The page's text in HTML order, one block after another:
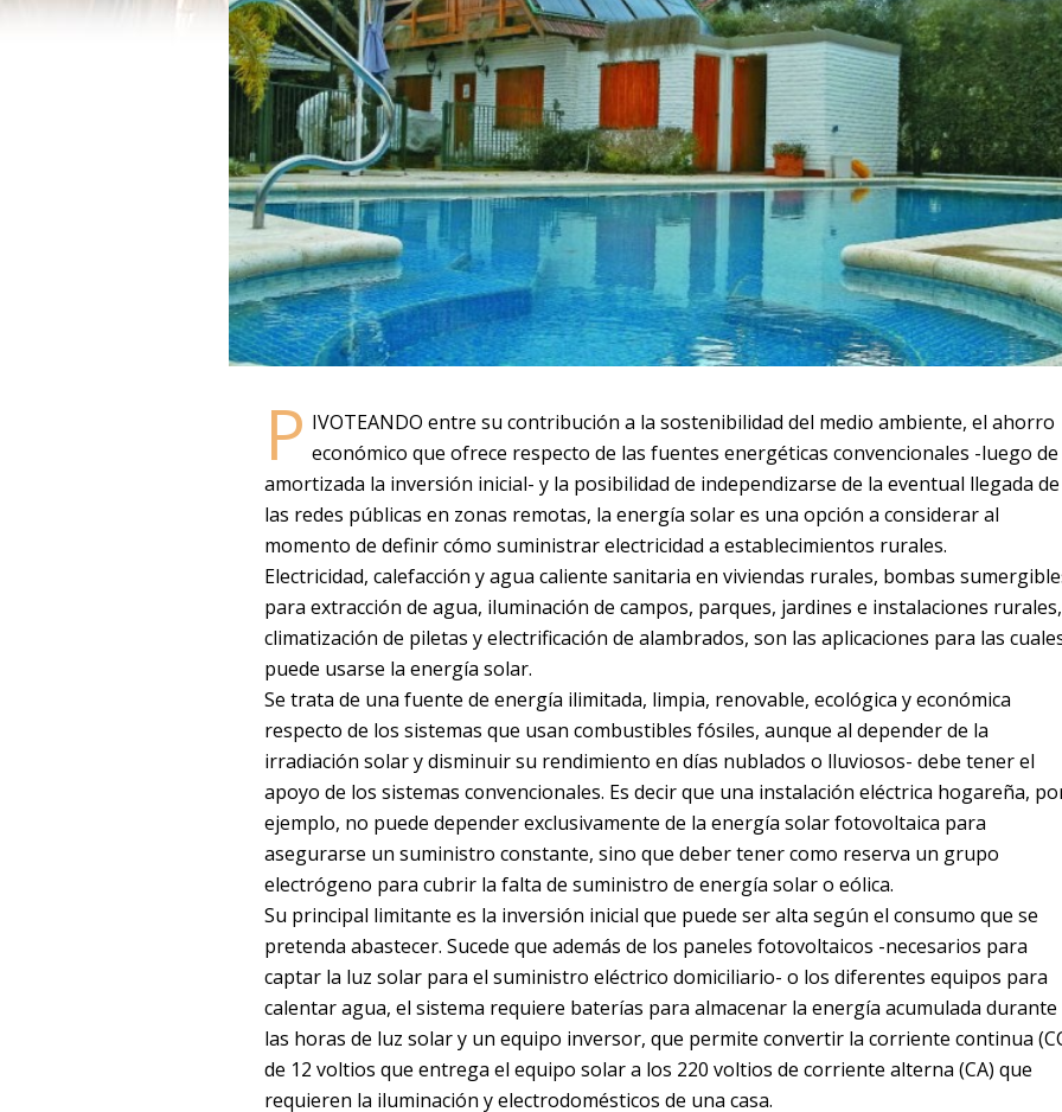
P IVOTEANDO entre su contribución a la sostenibilidad del medio ambiente, el ahorro
económico que ofrece respecto de las fuentes energéticas convencionales -luego de
amortizada la inversión inicial- y la posibilidad de independizarse de la eventual llegada de
las redes públicas en zonas remotas, la energía solar es una opción a considerar al
momento de definir cómo suministrar electricidad a establecimientos rurales.
Electricidad, calefacción y agua caliente sanitaria en viviendas rurales, bombas
para extracción de agua, iluminación de campos, parques, jardines e instalaciones rurales,
climatización de piletas y electrificación de alambrados, son las aplicaciones para las
puede usarse la energía solar.
Se trata de una fuente de energía ilimitada, limpia, renovable, ecológica y económica
respecto de los sistemas que usan combustibles fósiles, aunque al depender de la
irradiación solar y disminuir su rendimiento en días nublados o lluviosos- debe tener el
apoyo de los sistemas convencionales. Es decir que una instalación eléctrica hogareña,
ejemplo, no puede depender exclusivamente de la energía solar fotovoltaica para
asegurarse un suministro constante, sino que deber tener como reserva un grupo
electrógeno para cubrir la falta de suministro de energía solar o eólica.
Su principal limitante es la inversión inicial que puede ser alta según el consumo que se
pretenda abastecer. Sucede que además de los paneles fotovoltaicos -necesarios para
captar la luz solar para el suministro eléctrico domiciliario- o los diferentes equipos para
calentar agua, el sistema requiere baterías para almacenar la energía acumulada durante
las horas de luz solar y un equipo inversor, que permite convertir la corriente continua
de 12 voltios que entrega el equipo solar a los 220 voltios de corriente alterna (CA) que
requieren la iluminación y electrodomésticos de una casa.